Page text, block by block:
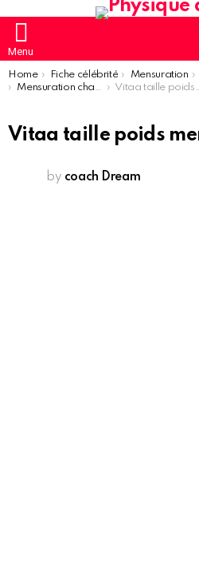
Menu
You are here:
Home Fiche célébrité Mensuration
Mensuration chanteuse femme
Vitaa taille poids mensurations
Vitaa taille poids
by coach Dream